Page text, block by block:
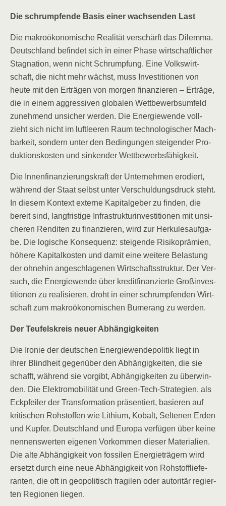
Die schrump­fen­de Basis einer wach­sen­den Last
Die makro­öko­no­mi­sche Rea­li­tät ver­schärft das Dilem­ma.
Deutsch­land befin­det sich in einer Pha­se wirt­schaft­li­cher
Sta­gna­ti­on, wenn nicht Schrump­fung. Eine Volks­wirt­
schaft, die nicht mehr wächst, muss Inves­ti­tio­nen von
heu­te mit den Erträ­gen von mor­gen finan­zie­ren – Erträ­ge,
die in einem aggres­si­ven glo­ba­len Wett­be­werbs­um­feld
zuneh­mend unsi­cher wer­den. Die Ener­gie­wen­de voll­
zieht sich nicht im luft­lee­ren Raum tech­no­lo­gi­scher Mach­
bar­keit, son­dern unter den Bedin­gun­gen stei­gen­der Pro­
duk­ti­ons­kos­ten und sin­ken­der Wettbewerbsfähigkeit.
Die Innen­fi­nan­zie­rungs­kraft der Unter­neh­men ero­diert,
wäh­rend der Staat selbst unter Ver­schul­dungs­druck steht.
In die­sem Kon­text exter­ne Kapi­tal­ge­ber zu fin­den, die
bereit sind, lang­fris­ti­ge Infra­struk­tur­in­ves­ti­tio­nen mit unsi­
che­ren Ren­di­ten zu finan­zie­ren, wird zur Her­ku­les­auf­ga­
be. Die logi­sche Kon­se­quenz: stei­gen­de Risi­ko­prä­mi­en,
höhe­re Kapi­tal­kos­ten und damit eine wei­te­re Belas­tung
der ohne­hin ange­schla­ge­nen Wirt­schafts­struk­tur. Der Ver­
such, die Ener­gie­wen­de über kre­dit­fi­nan­zier­te Groß­in­ves­
ti­tio­nen zu rea­li­sie­ren, droht in einer schrump­fen­den Wirt­
schaft zum makro­öko­no­mi­schen Bume­rang zu werden.
Der Teu­fels­kreis neu­er Abhängigkeiten
Die Iro­nie der deut­schen Ener­gie­wen­de­po­li­tik liegt in
ihrer Blind­heit gegen­über den Abhän­gig­kei­ten, die sie
schafft, wäh­rend sie vor­gibt, Abhän­gig­kei­ten zu über­win­
den. Die Elek­tro­mo­bi­li­tät und Green-Tech-Stra­te­gien, als
Eck­pfei­ler der Trans­for­ma­ti­on prä­sen­tiert, basie­ren auf
kri­ti­schen Roh­stof­fen wie Lithi­um, Kobalt, Sel­te­nen Erden
und Kup­fer. Deutsch­land und Euro­pa ver­fü­gen über kei­ne
nen­nens­wer­ten eige­nen Vor­kom­men die­ser Mate­ria­li­en.
Die alte Abhän­gig­keit von fos­si­len Ener­gie­trä­gern wird
ersetzt durch eine neue Abhän­gig­keit von Roh­stoff­lie­fe­
ran­ten, die oft in geo­po­li­tisch fra­gi­len oder auto­ri­tär regier­
ten Regio­nen liegen.